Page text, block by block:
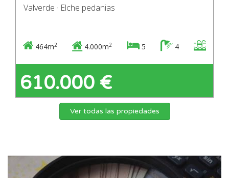
Valverde · Elche pedanias
464m2 4.000m2 5 4
610.000 €
Ver todas las propiedades